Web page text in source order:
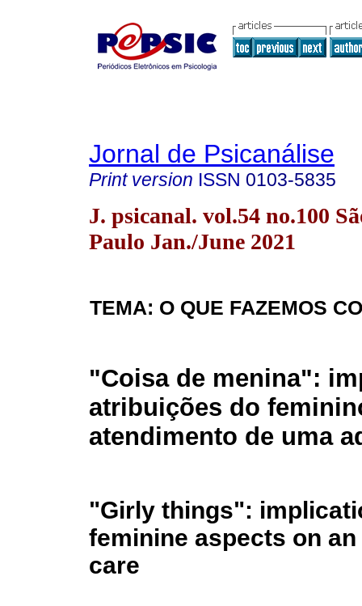
Jornal de Psicanálise
Print version ISSN 0103-5835
J. psicanal. vol.54 no.100
Paulo Jan./June 2021
TEMA: O QUE FAZEMOS
"Coisa de menina":
atribuições do
atendimento de uma
"Girly things":
feminine aspects on
care